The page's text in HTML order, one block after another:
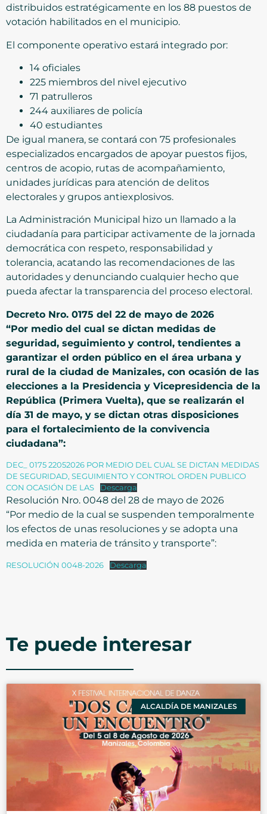
distribuidos estratégicamente en los 88 puestos de
votación habilitados en el municipio.
El componente operativo estará integrado por:
14 oficiales
225 miembros del nivel ejecutivo
71 patrulleros
244 auxiliares de policía
40 estudiantes
De igual manera, se contará con 75 profesionales
especializados encargados de apoyar puestos fijos,
centros de acopio, rutas de acompañamiento,
unidades jurídicas para atención de delitos
electorales y grupos antiexplosivos.
La Administración Municipal hizo un llamado a la
ciudadanía para participar activamente de la jornada
democrática con respeto, responsabilidad y
tolerancia, acatando las recomendaciones de las
autoridades y denunciando cualquier hecho que
pueda afectar la transparencia del proceso electoral.
Decreto Nro. 0175 del 22 de mayo de 2026
“Por medio del cual se dictan medidas de
seguridad, seguimiento y control, tendientes a
garantizar el orden público en el área urbana y
rural de la ciudad de Manizales, con ocasión de las
elecciones a la Presidencia y Vicepresidencia de la
República (Primera Vuelta), que se realizarán el
día 31 de mayo, y se dictan otras disposiciones
para el fortalecimiento de la convivencia
ciudadana”:
DEC_ 0175 22052026 POR MEDIO DEL CUAL SE DICTAN MEDIDAS
DE SEGURIDAD, SEGUIMIENTO Y CONTROL ORDEN PUBLICO
CON OCASIÓN DE LAS
Descarga
Resolución Nro. 0048 del 28 de mayo de 2026
“Por medio de la cual se suspenden temporalmente
los efectos de unas resoluciones y se adopta una
medida en materia de tránsito y transporte”:
RESOLUCIÓN 0048-2026 Descarga
Te puede interesar
ALCALDÍA DE MANIZALES